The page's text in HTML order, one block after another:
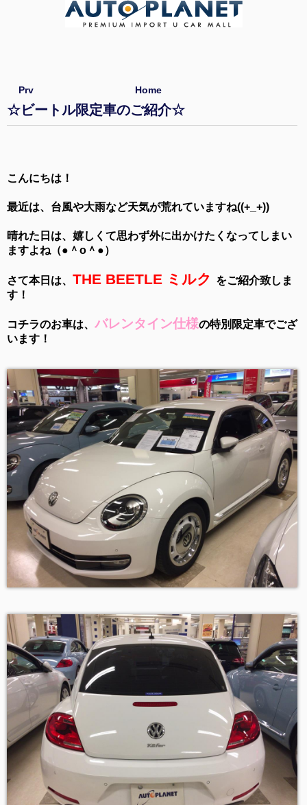
Prv Home
☆ビートル限定車のご紹介☆
こんにちは！
最近は、台風や大雨など天気が荒れていますね((+_+))
晴れた日は、嬉しくて思わず外に出かけたくなってしまい
ますよね（●＾o＾●）
さて本日は、 THE BEETLE ミルク をご紹介致しま
す！
コチラのお車は、 バレンタイン仕様の特別限定車でござ
います！